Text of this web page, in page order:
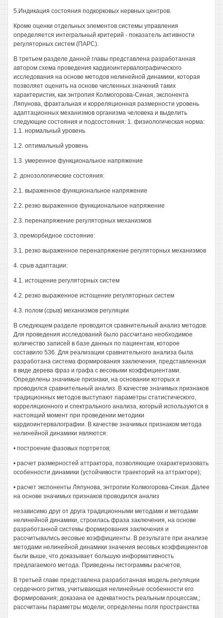
5.Индикация состояния подкорковых нервных центров.
Кроме оценки отдельных элементов системы управления
определяется интегральный критерий - показатель активности
регуляторных систем (ПАРС).
В третьем разделе данной главы представлена разработанная
автором схема проведения кардиоинтервалографического
исследования на основе методов нелинейной динамики, которая
позволяет оценить на основе численных значений таких
характеристик, как энтропия Колмогорова-Синая, экспонента
Ляпунова, фрактальная и корреляционная размерности уровень
адаптационных механизмов организма человека и выделить
следующие состояния и подсостояния: 1. физиологическая норма:
1.1. нормальный уровень
1.2. оптимальный уровень
1.3. умеренное функциональное напряжение
2. донозологические состояния:
2.1. выраженное функциональное напряжение
2.2. резко выраженное функциональное напряжение
2.3. перенапряжение регуляторных механизмов
3. преморбидное состояние:
3.1. резко выраженное перенапряжение регуляторных механизмов
4. срыв адаптации:
4.1. истощение регуляторных систем
4.2. резко выраженное истощение регуляторных систем
4.3. полом (срыв) механизмов регуляции
В следующем разделе проводится сравнительный анализ методов.
Для проведения исследований было рассчитано необходимое
количество записей в базе данных по пациентам, которое
составило 536. Для реализации сравнительного анализа была
разработана система формирования заключения, представленная
в виде дерева фраз и графа с весовыми коэффициентами.
Определены значимые признаки, на основании которых и
проводился сравнительный анализ. В качестве значимых признаков
традиционных методов выступают параметры статистического,
корреляционного и спектрального анализа, когорый используются в
настоящий момент при проведении методики
кардиоинтервалографии. В качестве значимых признаком метода
нелинейной динамики являются:
• построение фазовых портретов;
• расчет размерностей аттрактора, позволяющие охарактеризовать
особенности динамики (устойчивости траекторий на аттракторе);
• расчет экспоненты Ляпунова, энтропии Колмогорова-Синая. Далее
на основе значимых признаков проводился анализ
независимо друг от друга традиционными методами и методами
нелинейной динамики, строилась фраза заключения, на основе
разработанной системы формирования заключения и
рассчитывались весовые коэффициенты. В результате при анализе
методами нелинейной динамики значения весовых коэффициентов
были выше, что доказывает большую информативность
предлагаемого метода. Приведены гистограммы расчетов,
В третьей главе представлена разработанная модель регуляции
сердечного ритма, учитывающая нелинейные особенности его
формирования; доказана ее адекватность реальным процессам,;
рассчитаны параметры модели; определены поля пространства